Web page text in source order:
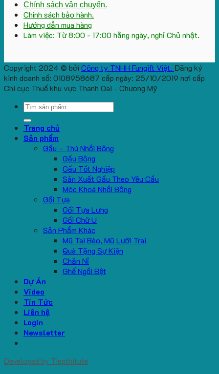
Chính sách vận chuyển.
Chính sách bảo hành.
Hướng dẫn mua hàng
Làm việc: Từ 8:00 - 17:00 hằng ngày, nghỉ Chủ nhật.
Copyright 2024 © bởi Công ty TNHH Fungift Việt. Đăng ký
kinh doanh số: 0108958687 cấp ngày: 25/10/2019 nơi cấp
Chi cục Thuế khu vực Thanh Oai - Chương Mỹ
Search
Trang chủ
Sản phẩm
Gấu – Thú Nhồi Bông
Gấu Bông
Gấu Tốt Nghiệp
Sản Xuất Gấu Theo Yêu Cầu
Móc Khoá Nhồi Bông
Gối Tựa
Gối Tựa Lưng
Gối Chữ U
Sản Phẩm Khác
Mũ Tai Bèo, Mũ Lưỡi Trai
Quà Tặng Sự Kiện
Chăn Nỉ
Ghế Ngồi Bệt
Dự Án
Video
Tin Tức
Liên hệ
Login
Newsletter
Developed by Tiepthitute